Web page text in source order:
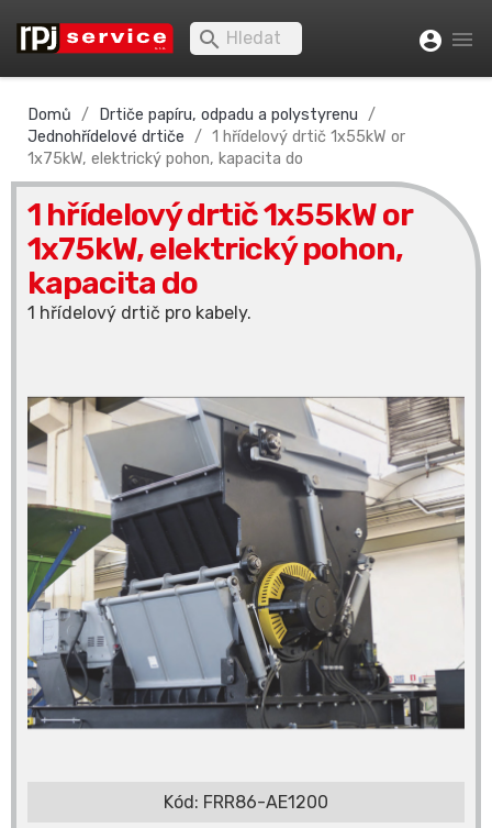
 account_circle 
Domů
Drtiče papíru, odpadu a polystyrenu
Jednohřídelové drtiče
1 hřídelový drtič 1x55kW or
1x75kW, elektrický pohon, kapacita do
1 hřídelový drtič 1x55kW or
1x75kW, elektrický pohon,
kapacita do
1 hřídelový drtič pro kabely.
Kód: FRR86-AE1200